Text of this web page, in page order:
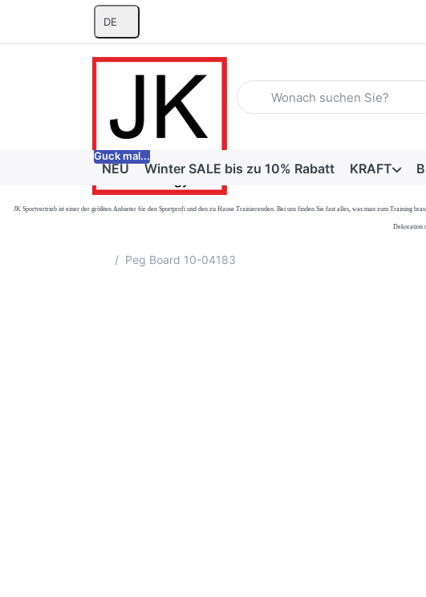
DE
Geben Sie einen Suchbegriff
NEU
Guck mal...
Winter SALE bis zu 10% Rabatt KRAFT
JK Sportvertrieb ist einer der größten Anbieter für den Sportprofi und den zu Hause Trainierenden. Bei uns finden Sie fast alles, was man zum Training
Dekoration
Startseite
Peg Board 10-04183